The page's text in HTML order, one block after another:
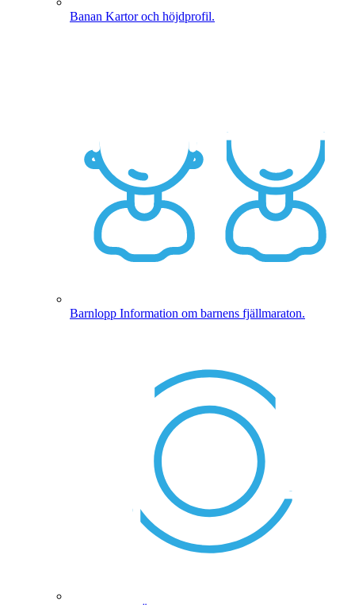
Banan Kartor och höjdprofil.
Barnlopp Information om barnens fjällmaraton.